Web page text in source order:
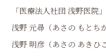
「医療法人社団 浅野医院
浅野 元尋（あさの もとち
浅野 明彦（あさの あきひ